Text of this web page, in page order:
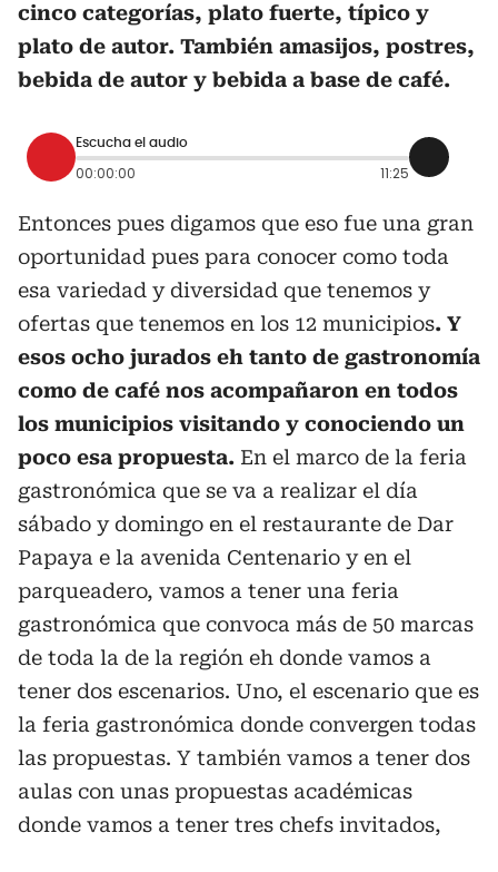
cinco categorías, plato fuerte, típico y
plato de autor. También amasijos, postres,
bebida de autor y bebida a base de café.
Escucha el audio
00:00:00 11:25
Entonces pues digamos que eso fue una gran
oportunidad pues para conocer como toda
esa variedad y diversidad que tenemos y
ofertas que tenemos en los 12 municipios. Y
esos ocho jurados eh tanto de gastronomía
como de café nos acompañaron en todos
los municipios visitando y conociendo un
poco esa propuesta. En el marco de la feria
gastronómica que se va a realizar el día
sábado y domingo en el restaurante de Dar
Papaya e la avenida Centenario y en el
parqueadero, vamos a tener una feria
gastronómica que convoca más de 50 marcas
de toda la de la región eh donde vamos a
tener dos escenarios. Uno, el escenario que es
la feria gastronómica donde convergen todas
las propuestas. Y también vamos a tener dos
aulas con unas propuestas académicas
donde vamos a tener tres chefs invitados,